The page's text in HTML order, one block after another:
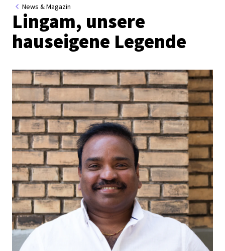
News & Magazin
Lingam, unsere
hauseigene Legende